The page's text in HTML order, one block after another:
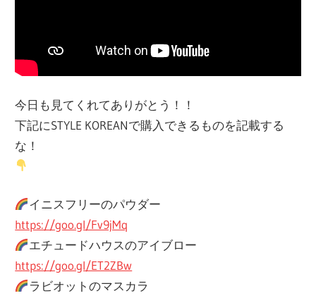
今日も見てくれてありがとう！！
下記にSTYLE KOREANで購入できるものを記載する
な！
イニスフリーのパウダー
https://goo.gl/Fv9jMq
エチュードハウスのアイブロー
https://goo.gl/ET2ZBw
ラビオットのマスカラ